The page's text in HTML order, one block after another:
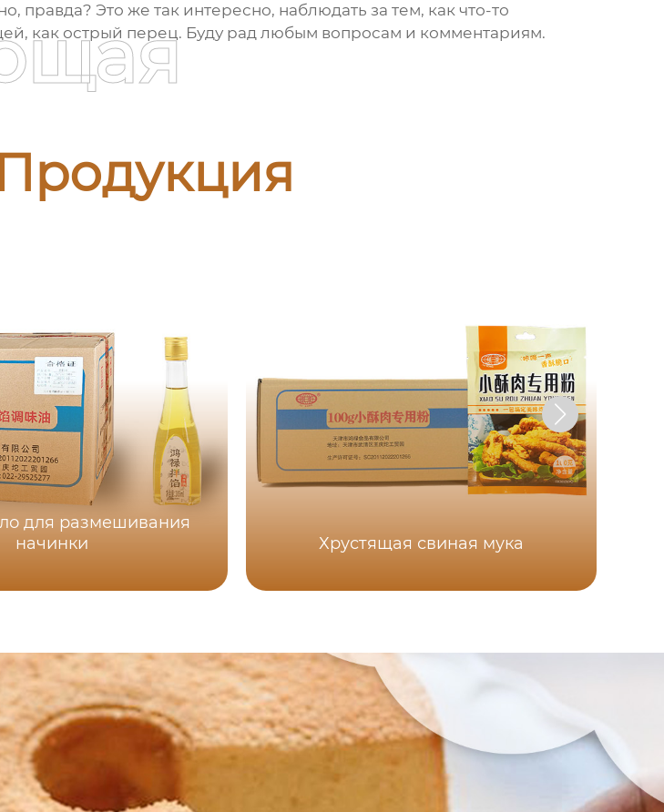
Это же так интересно, наблюдать за тем, как что-то
как острый перец. Буду рад любым вопросам и комментариям.
для размешивания
начинки
Хрустящая свиная мука